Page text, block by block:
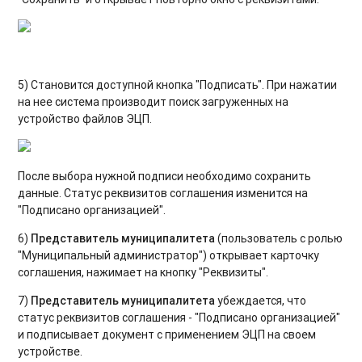
5) Становится доступной кнопка "Подписать". При нажатии
на нее система производит поиск загруженных на
устройство файлов ЭЦП.
После выбора нужной подписи необходимо сохранить
данные. Статус реквизитов соглашения изменится на
"Подписано организацией".
6) Представитель муниципалитета(пользователь с ролью
"Муниципальный администратор") открывает карточку
соглашения, нажимает на кнопку "Реквизиты".
7) Представитель муниципалитетаубеждается, что
статус реквизитов соглашения - "Подписано организацией"
и подписывает документ с применением ЭЦП на своем
устройстве.